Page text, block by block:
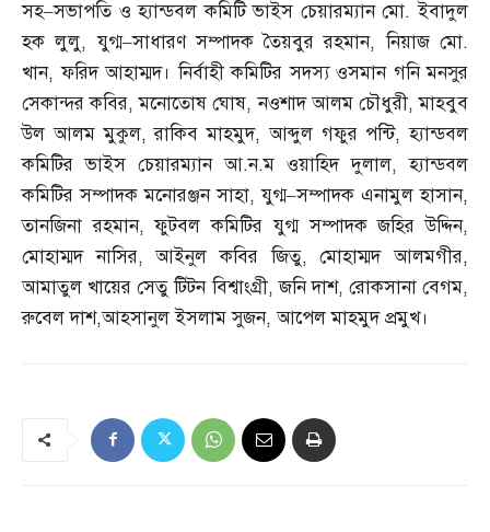
সহ–সভাপতি ও হ্যান্ডবল কমিটি ভাইস চেয়ারম্যান মো.ইবাদুল
হক লুলু,যুগ্ম–সাধারণ সম্পাদক তৈয়বুর রহমান,নিয়াজ মো.
খান,ফরিদ আহাম্মদ। নির্বাহী কমিটির সদস্য ওসমান গনি মনসুর
সেকান্দর কবির,মনোতোষ ঘোষ,নওশাদ আলম চৌধুরী,মাহবুব
উল আলম মুকুল,রাকিব মাহমুদ,আব্দুল গফুর পন্টি,হ্যান্ডবল
কমিটির ভাইস চেয়ারম্যান আ.ন.ম ওয়াহিদ দুলাল,হ্যান্ডবল
কমিটির সম্পাদক মনোরঞ্জন সাহা,যুগ্ম–সম্পাদক এনামুল হাসান,
তানজিনা রহমান,ফুটবল কমিটির যুগ্ম সম্পাদক জহির উদ্দিন,
মোহাম্মদ নাসির,আইনুল কবির জিতু,মোহাম্মদ আলমগীর,
আমাতুল খায়ের সেতু টিটন বিশ্বাংগ্রী,জনি দাশ, রোকসানা বেগম,
রুবেল দাশ,আহসানুল ইসলাম সুজন,আপেল মাহমুদ প্রমুখ।